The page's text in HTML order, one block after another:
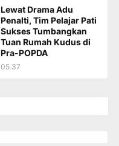
Lewat Drama Adu
Penalti, Tim Pelajar Pati
Sukses Tumbangkan
Tuan Rumah Kudus di
Pra-POPDA
05.37